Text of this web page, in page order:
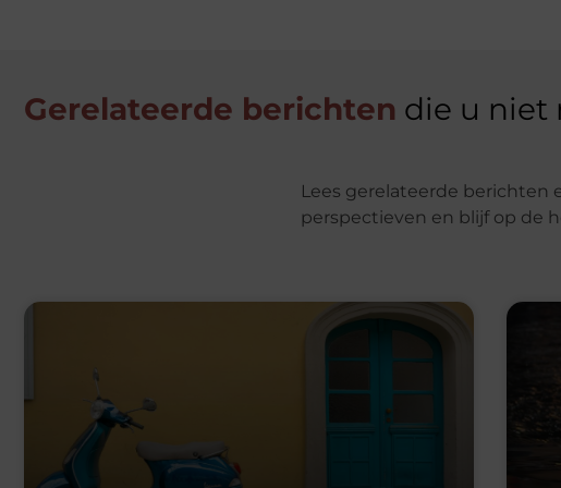
Gerelateerde berichten die u niet
Lees gerelateerde berichten
perspectieven en blijf op de